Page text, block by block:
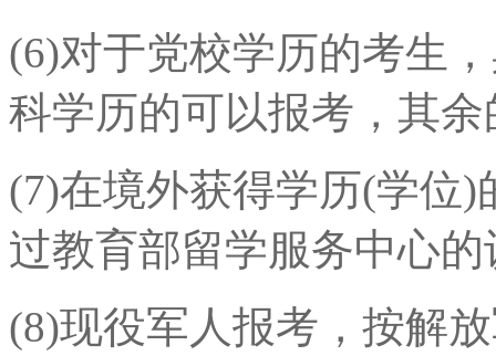
(6)对于党校学历的考生
科学历的可以报考，其
(7)在境外获得学历(学位
过教育部留学服务中心的
(8)现役军人报考，按解